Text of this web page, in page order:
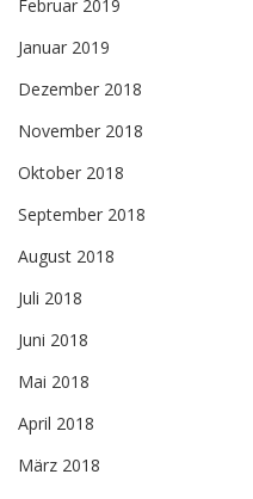
Februar 2019
Januar 2019
Dezember 2018
November 2018
Oktober 2018
September 2018
August 2018
Juli 2018
Juni 2018
Mai 2018
April 2018
März 2018